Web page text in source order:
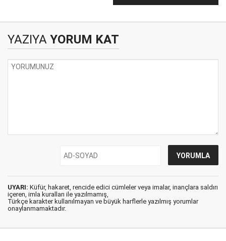
YAZIYA YORUM KAT
UYARI: Küfür, hakaret, rencide edici cümleler veya imalar, inançlara saldırı
içeren, imla kuralları ile yazılmamış,
Türkçe karakter kullanılmayan ve büyük harflerle yazılmış yorumlar
onaylanmamaktadır.